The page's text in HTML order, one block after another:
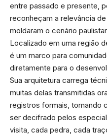
entre passado e presente,
reconheçam a relevância
moldaram o cenário
Localizado em uma região
é um marco para
diretamente para o
Sua arquitetura carrega
muitas delas transmitidas
registros formais, tornando
ser decifrado pelos
visita, cada pedra, cada